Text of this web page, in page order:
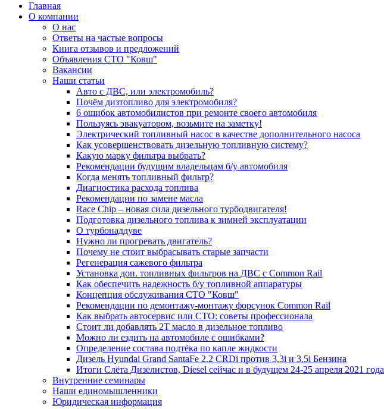
Главная
О компании
О нас
Ответы на частые вопросы
Книга отзывов и предложений
Объявления СТО "Ковш"
Вакансии
Наши статьи
Авто с ДВС, или электромобиль?
Почём дизтопливо для электромобиля?
6 ошибок автомобилистов при ремонте своего автомобиля
Пользуясь эвакуатором, возьмите на заметку!
Электрический топливный насос в качестве дополнительного насоса
Как усовершенствовать дизельную топливную систему?
Какую марку фильтра выбрать?
Рекомендации будущим владельцам б/у автомобиля
Когда менять топливный фильтр?
Диагностика расхода топлива
Рекомендации по замене масла
Race Chip – новая сила дизельного турбодвигателя!
Подготовка дизельного топлива к зимней эксплуатации
О турбонаддуве
Нужно ли прогревать двигатель?
Почему не стоит выбрасывать старые запчасти
Регенерация сажевого фильтра
Установка доп. топливных фильтров на ДВС с Common Rail
Как обеспечить надежность б/у топливной аппаратуры
Концепция обслуживания СТО "Ковш"
Рекомендации по демонтажу-монтажу форсунок Common Rail
Как выбрать автосервис или СТО: советы профессионала
Стоит ли добавлять 2T масло в дизельное топливо
Можно ли ездить на автомобиле с ошибками?
Определение состава подтёка по капле жидкости
Дизель Hyundai Grand SantaFe 2.2 CRDi против 3,3i и 3.5i Бензина
Итоги Слёта Дизелистов, Diesel сейчас и в будущем 24-25 апреля 2021 года
Внутренние семинары
Наши единомышленники
Юридическая информация